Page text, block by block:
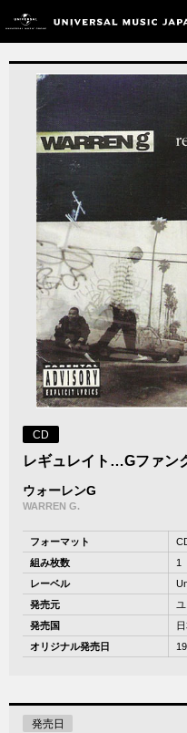
CD
レギュレイト…Gファン
ウォーレンG
WARREN G.
フォーマット
組み枚数
1
レーベル
発売元
発売国
オリジナル発売日
発売日